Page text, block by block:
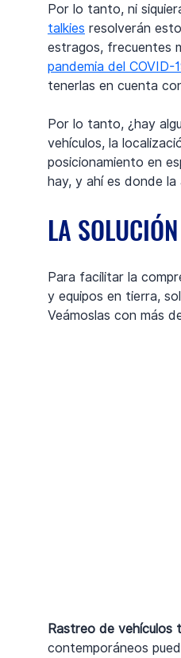
Por lo tanto, ni
talkies resolverán
estragos, frecuentes
pandemia del COVID-
tenerlas en cuenta
Por lo tanto, ¿hay
vehículos, la
posicionamiento en
hay, y ahí es donde
LA SOLUCIÓN
Para facilitar la
y equipos en tierra,
Veámoslas con más
Rastreo de vehículos
contemporáneos